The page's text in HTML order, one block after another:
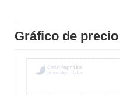
Gráfico de precio